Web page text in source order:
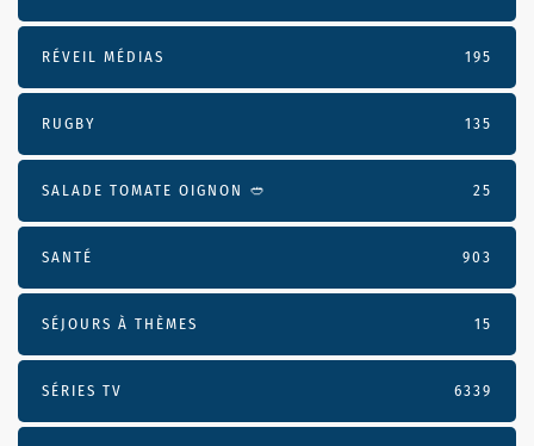
RÉVEIL MÉDIAS 195
RUGBY 135
SALADE TOMATE OIGNON 🥙 25
SANTÉ 903
SÉJOURS À THÈMES 15
SÉRIES TV 6339